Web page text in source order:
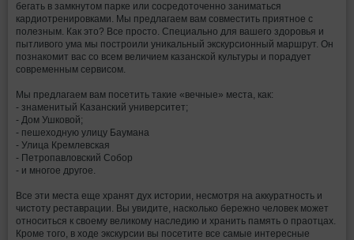
бегать в замкнутом парке или сосредоточенно заниматься
кардиотренировками. Мы предлагаем вам совместить приятное с
полезным. Как это? Все просто. Специально для вашего здоровья и
пытливого ума мы построили уникальный экскурсионный маршрут. Он
познакомит вас со всем величием казанской культуры и порадует
современным сервисом.
Мы предлагаем вам посетить такие «вечные» места, как:
- знаменитый Казанский университет;
- Дом Ушковой;
- пешеходную улицу Баумана
- Улица Кремлевская
- Петропавловский Собор
- и многое другое.
Все эти места еще хранят дух истории, несмотря на аккуратность и
чистоту реставрации. Вы увидите, насколько бережно человек может
относиться к своему великому наследию и хранить память о праотцах.
Кроме того, в ходе экскурсии вы посетите все самые интересные